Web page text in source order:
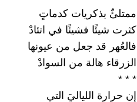
ممتلئٌ بذكريات كدماتٍ
كثرت شيئًا فشيئًا في اتئادْ
فالعُهر قد جعل من عيونها
الزرقاء هالة من السوادْ
* * *
إن حرارة اللياليَ التي